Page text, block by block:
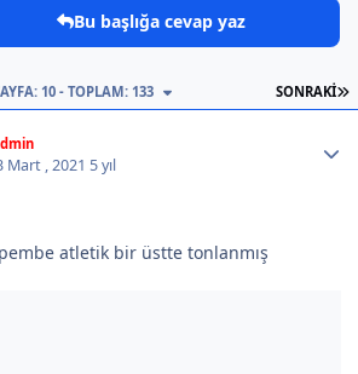
Bu başlığa cevap yaz
SONRAKI
10 - TOPLAM: 133
Mart , 2021 5 yıl
atletik bir üstte tonlanmış